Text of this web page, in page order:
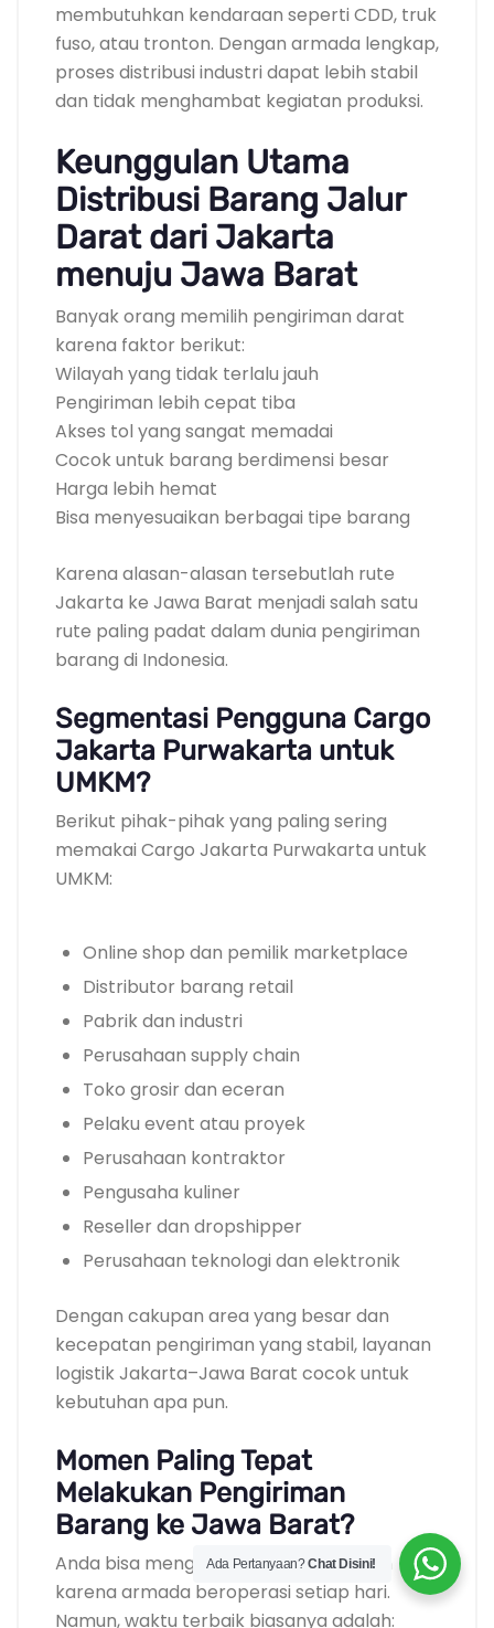
membutuhkan kendaraan seperti CDD, truk
fuso, atau tronton. Dengan armada lengkap,
proses distribusi industri dapat lebih stabil
dan tidak menghambat kegiatan produksi.
Keunggulan Utama
Distribusi Barang Jalur
Darat dari Jakarta
menuju Jawa Barat
Banyak orang memilih pengiriman darat
karena faktor berikut:
Wilayah yang tidak terlalu jauh
Pengiriman lebih cepat tiba
Akses tol yang sangat memadai
Cocok untuk barang berdimensi besar
Harga lebih hemat
Bisa menyesuaikan berbagai tipe barang
Karena alasan-alasan tersebutlah rute
Jakarta ke Jawa Barat menjadi salah satu
rute paling padat dalam dunia pengiriman
barang di Indonesia.
Segmentasi Pengguna Cargo
Jakarta Purwakarta untuk
UMKM?
Berikut pihak-pihak yang paling sering
memakai Cargo Jakarta Purwakarta untuk
UMKM:
Online shop dan pemilik marketplace
Distributor barang retail
Pabrik dan industri
Perusahaan supply chain
Toko grosir dan eceran
Pelaku event atau proyek
Perusahaan kontraktor
Pengusaha kuliner
Reseller dan dropshipper
Perusahaan teknologi dan elektronik
Dengan cakupan area yang besar dan
kecepatan pengiriman yang stabil, layanan
logistik Jakarta–Jawa Barat cocok untuk
kebutuhan apa pun.
Momen Paling Tepat
Melakukan Pengiriman
Barang ke Jawa Barat?
Anda bisa mengirim barang kapan pun
karena armada beroperasi setiap hari.
Namun, waktu terbaik biasanya adalah:
Ada Pertanyaan?Chat Disini!